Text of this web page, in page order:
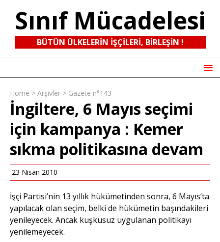
Sınıf Mücadelesi
BÜTÜN ÜLKELERIN IŞÇILERI, BIRLEŞIN !
Home > Arşivler > Gazete n°143
İngiltere, 6 Mayıs seçimi
için kampanya : Kemer
sıkma politikasına devam
23 Nisan 2010
İşçi Partisi’nin 13 yıllık hükümetinden sonra, 6 Mayıs’ta
yapılacak olan seçim, belki de hükümetin başındakileri
yenileyecek. Ancak kuşkusuz uygulanan politikayı
yenilemeyecek.